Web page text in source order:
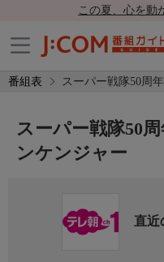
この夏、心を動
番組表 スーパー戦隊50周
スーパー戦隊50
ンケンジャー
直近